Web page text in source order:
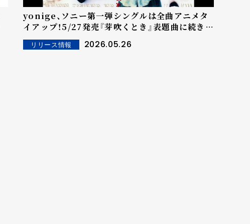
yonige、ソニー第一弾シングルは全曲アニメタ
イアップ！5/27発売『芽吹くとき』表題曲に続き、
TVアニメ「上伊那ぼたん、酔へる姿は百合の花」
挿入歌に起用！
リリース情報 2026.05.26